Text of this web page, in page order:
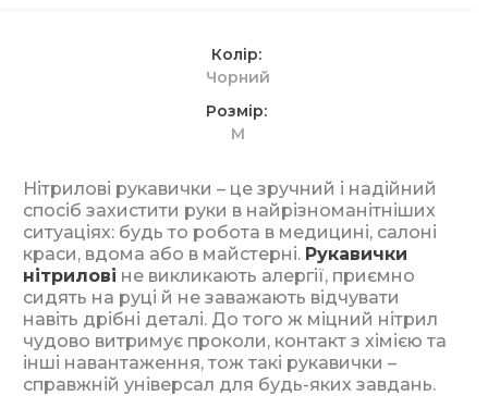
Колір
Чорний
Розмір
M
Нітрилові рукавички – це зручний і надійний
спосіб захистити руки в найрізноманітніших
ситуаціях: будь то робота в медицині, салоні
краси, вдома або в майстерні. Рукавички
нітрилові не викликають алергії, приємно
сидять на руці й не заважають відчувати
навіть дрібні деталі. До того ж міцний нітрил
чудово витримує проколи, контакт з хімією та
інші навантаження, тож такі рукавички –
справжній універсал для будь-яких завдань.